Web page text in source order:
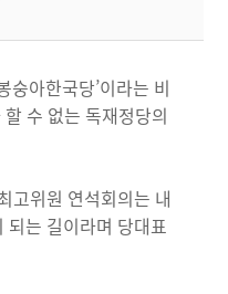
숭아한국당’이라는 비
수 없는 독재정당의
고위원 연석회의는 내
되는 길이라며 당대표